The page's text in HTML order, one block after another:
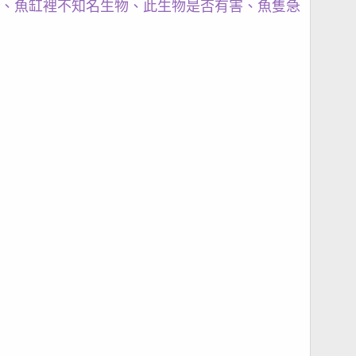
魚缸裡不知名生物、此生物是否有害、魚隻急